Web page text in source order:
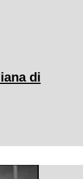
di